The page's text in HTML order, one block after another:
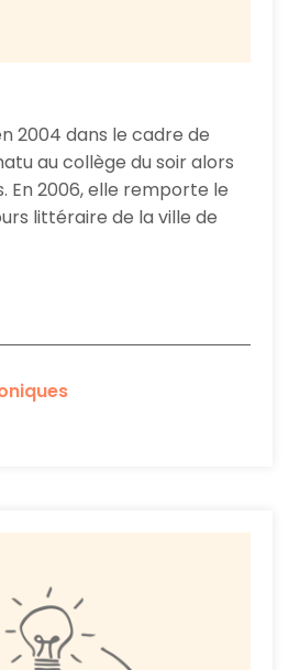
2004 dans le cadre de
au collège du soir alors
En 2006, elle remporte le
littéraire de la ville de